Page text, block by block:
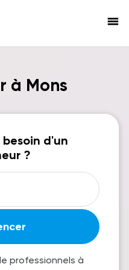
menu
à Mons
d'un
?
professionnels à